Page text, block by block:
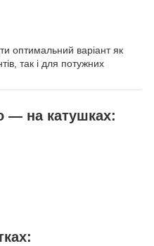
оптимальний варіант як
так і для потужних
— на катушках: